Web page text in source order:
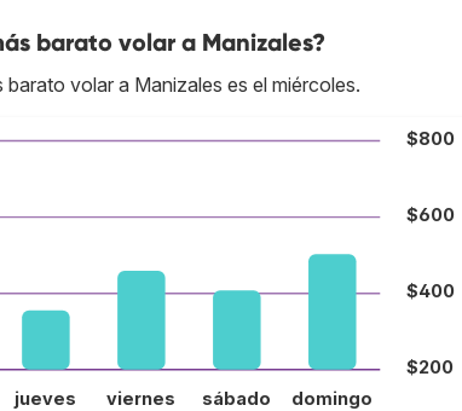
barato volar a Manizales?
barato volar a Manizales es el miércoles.
$200
$400
$600
$800
jueves viernes sábado domingo